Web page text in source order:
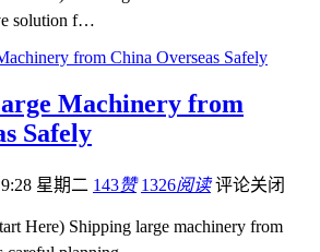
solution f…
Machinery from
Safely
星期二 143赞 1326阅读 评论关闭
Here) Shipping large machinery from